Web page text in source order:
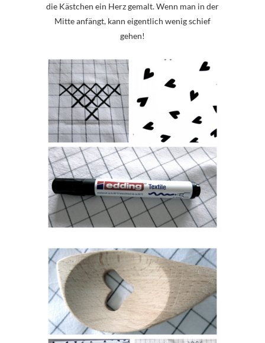
die Kästchen ein Herz gemalt. Wenn man in der
Mitte anfängt, kann eigentlich wenig schief
gehen!